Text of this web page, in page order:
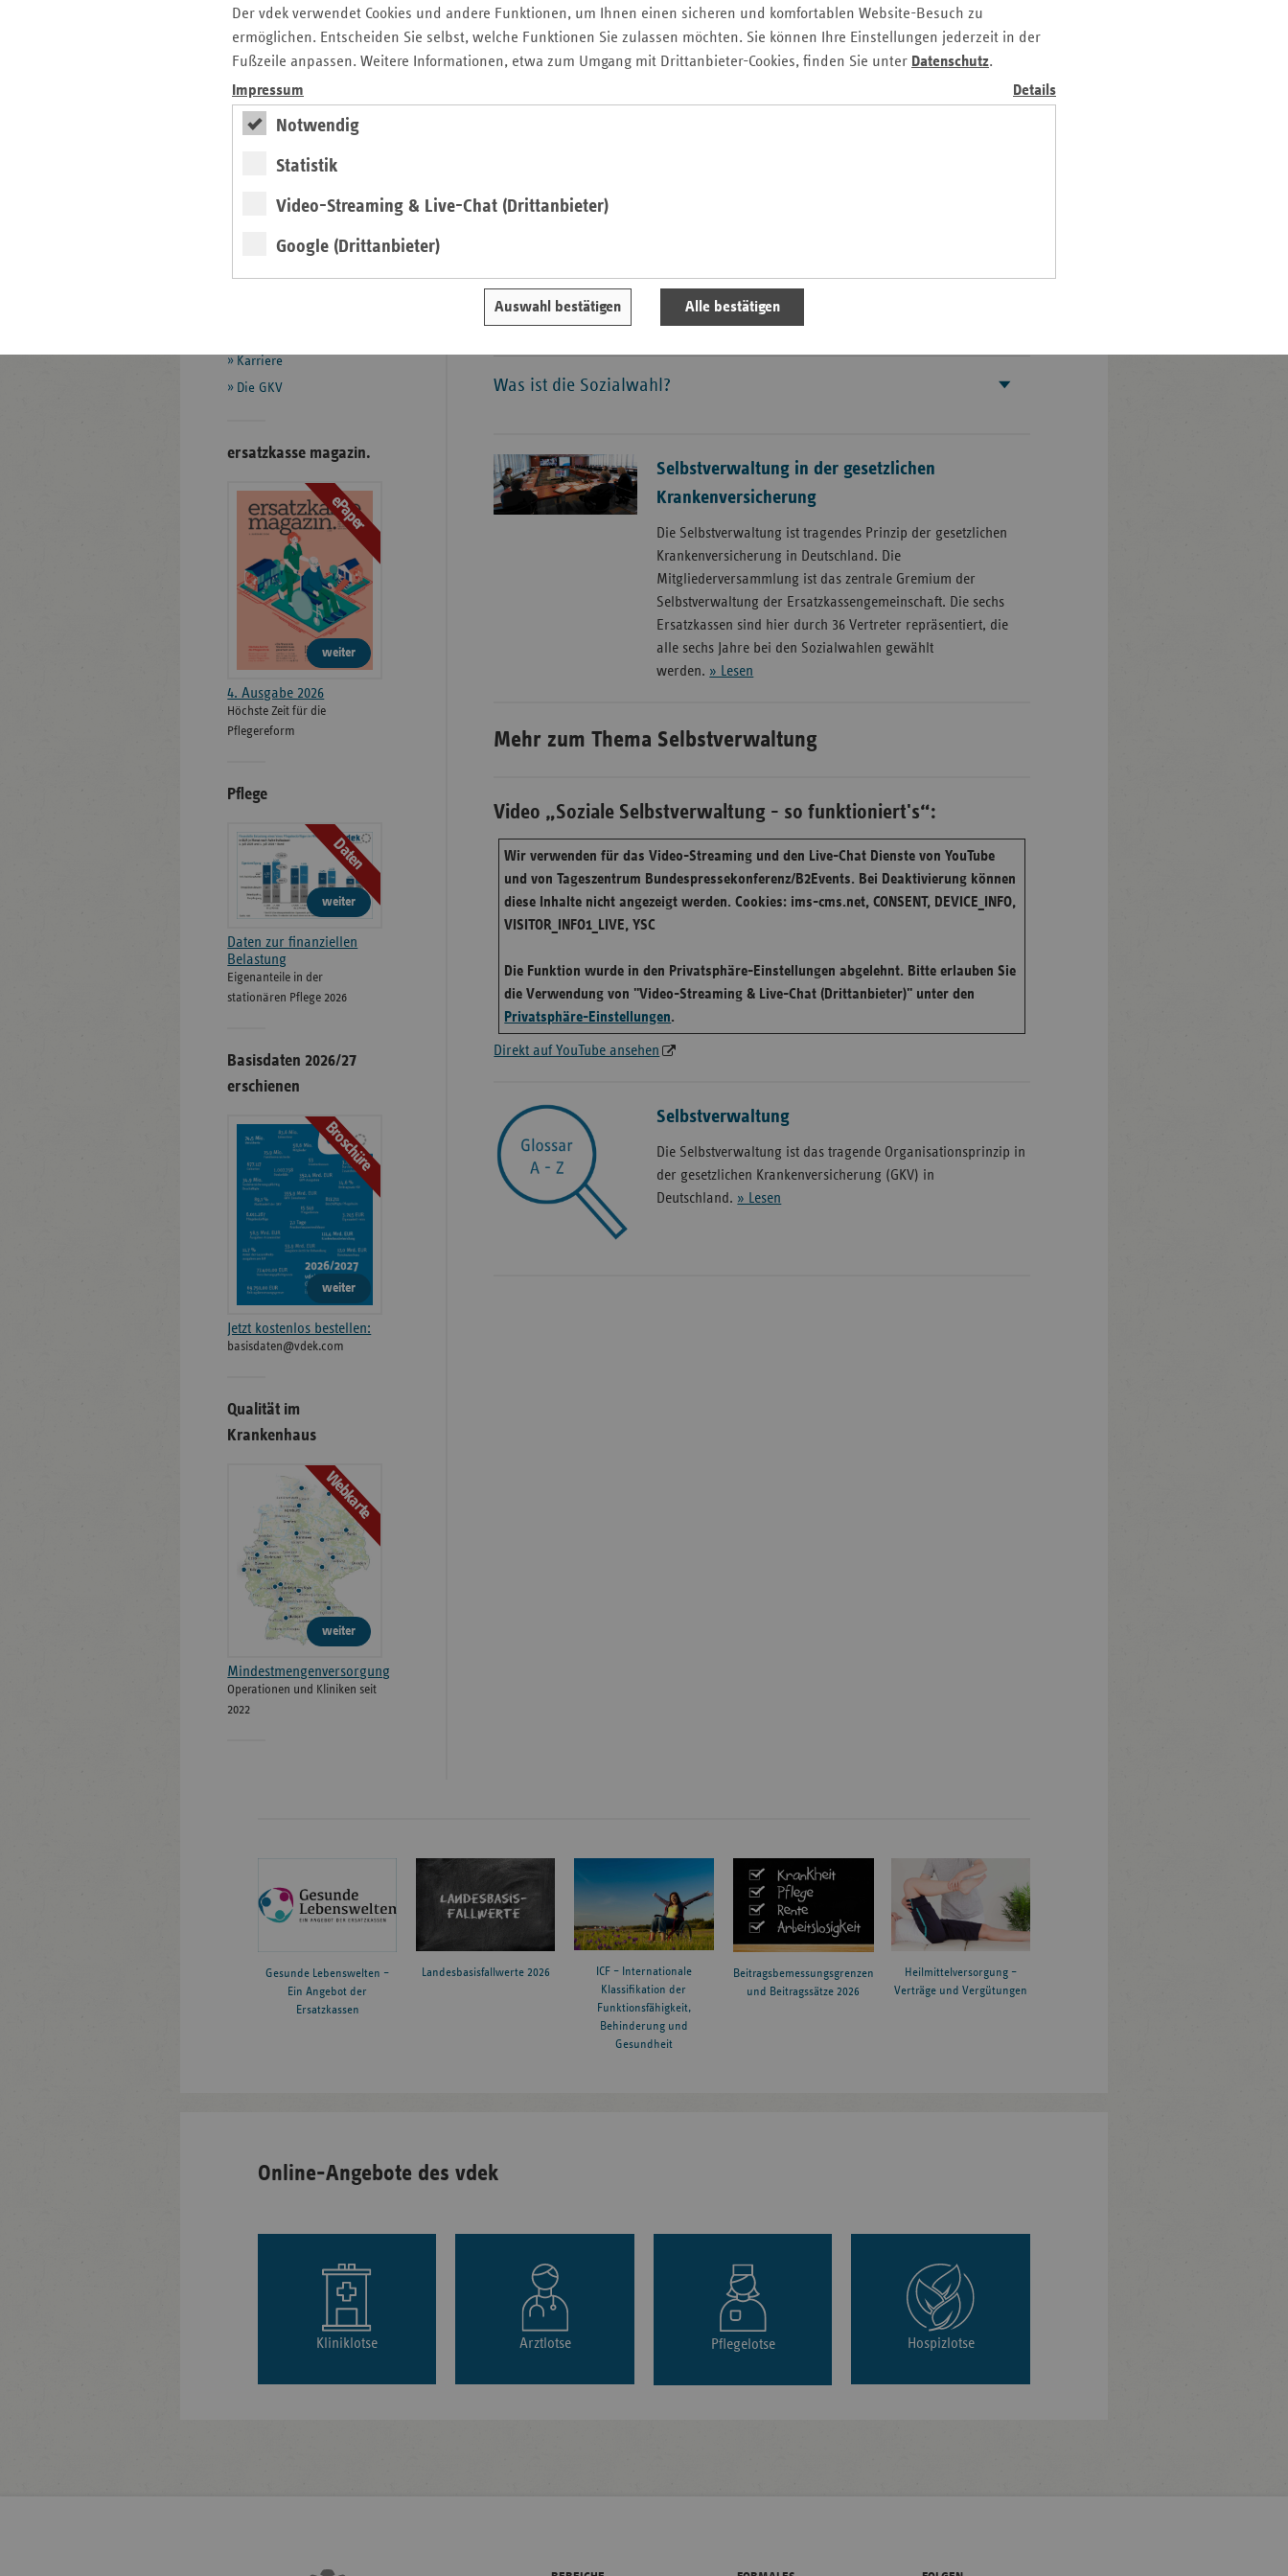
Der vdek verwendet Cookies und andere Funktionen, um Ihnen einen sicheren und komfortablen Website-Besuch zu
ermöglichen. Entscheiden Sie selbst, welche Funktionen Sie zulassen möchten. Sie können Ihre Einstellungen jederzeit in der
Fußzeile anpassen. Weitere Informationen, etwa zum Umgang mit Drittanbieter-Cookies, finden Sie unter Datenschutz.
Impressum
Details
Notwendig
Statistik
Video-Streaming & Live-Chat (Drittanbieter)
Google (Drittanbieter)
Auswahl bestätigen Alle bestätigen
Pfalz
Was ist Selbstverwaltung?
Welche Aufgaben hat der Gemeinsame Bundesausschuss (G-
BA)?
Was ist die Sozialwahl?
Selbstverwaltung in der gesetzlichen
Krankenversicherung
Die Selbstverwaltung ist tragendes Prinzip der gesetzlichen
Krankenversicherung in Deutschland. Die
Mitgliederversammlung ist das zentrale Gremium der
Selbstverwaltung der Ersatzkassengemeinschaft. Die sechs
Ersatzkassen sind hier durch 36 Vertreter repräsentiert, die
alle sechs Jahre bei den Sozialwahlen gewählt
werden. » Lesen
Mehr zum Thema Selbstverwaltung
Video „Soziale Selbstverwaltung - so funktioniert's“:
Wir verwenden für das Video-Streaming und den Live-Chat Dienste von YouTube
und von Tageszentrum Bundespressekonferenz/B2Events. Bei Deaktivierung können
diese Inhalte nicht angezeigt werden. Cookies: ims-cms.net, CONSENT, DEVICE_INFO,
VISITOR_INFO1_LIVE, YSC
Die Funktion wurde in den Privatsphäre-Einstellungen abgelehnt. Bitte erlauben Sie
die Verwendung von "Video-Streaming & Live-Chat (Drittanbieter)" unter den
Privatsphäre-Einstellungen.
Direkt auf YouTube ansehen
Selbstverwaltung
Die Selbstverwaltung ist das tragende Organisationsprinzip in
der gesetzlichen Krankenversicherung (GKV) in
Deutschland. » Lesen
FAQ Prävention
FAQ Selbstverwaltung
FAQ Sepsis
Glossar
Pressemitteilungen
Publikationen
Seitenleiste
Auf einen Blick
Glossar
Karriere
Die GKV
ersatzkasse magazin.
ePaper
weiter
4. Ausgabe 2026
Höchste Zeit für die
Pflegereform
Pflege
Daten
weiter
Daten zur finanziellen
Belastung
Eigenanteile in der
stationären Pflege 2026
Basisdaten 2026/27
erschienen
Broschüre
weiter
Jetzt kostenlos bestellen:
basisdaten@vdek.com
Qualität im
Krankenhaus
Webkarte
weiter
Mindestmengenversorgung
Operationen und Kliniken seit
2022
Gesunde Lebenswelten –
Ein Angebot der
Ersatzkassen
Landesbasisfallwerte 2026
ICF – Internationale
Klassifikation der
Funktionsfähigkeit,
Behinderung und
Gesundheit
Beitragsbemessungsgrenzen
und Beitragssätze 2026
Heilmittelversorgung –
Verträge und Vergütungen
Online-Angebote des vdek
Kliniklotse Arztlotse Pflegelotse Hospizlotse